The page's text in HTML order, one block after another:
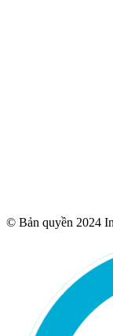
© Bản quyền 2024